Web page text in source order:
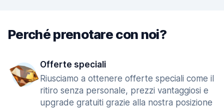
Perché prenotare con noi?
Offerte speciali
Riusciamo a ottenere offerte speciali come il
ritiro senza personale, prezzi vantaggiosi e
upgrade gratuiti grazie alla nostra posizione